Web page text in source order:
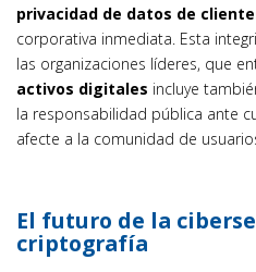
privacidad de datos de
corporativa inmediata. Esta
las organizaciones líderes, que
activos digitales incluye
la responsabilidad pública ante
afecte a la comunidad de
El futuro de la
criptografía